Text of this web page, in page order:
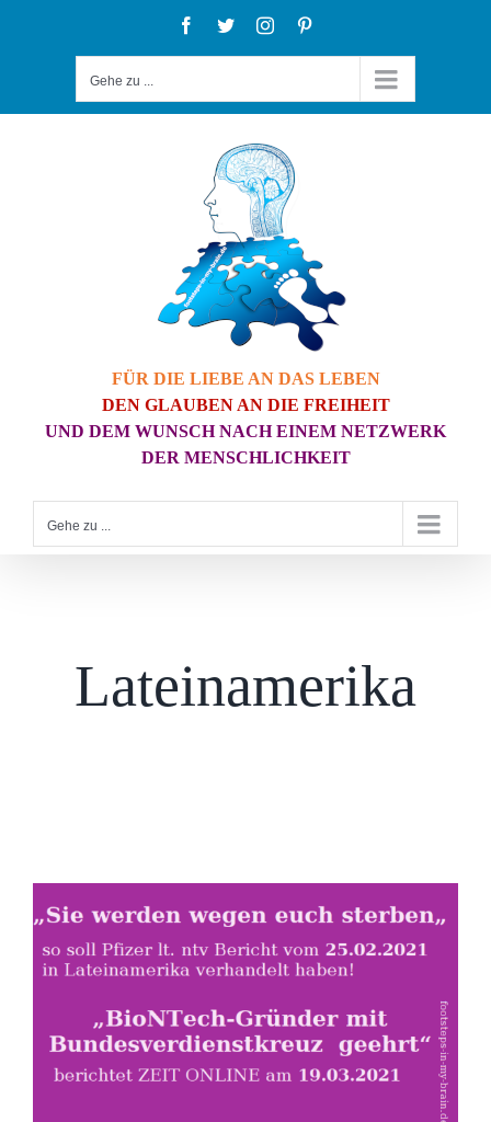
Facebook
TwitterInstagram
Gehe zu ...
FÜR DIE LIEBE AN DAS LEBEN
DEN GLAUBEN AN DIE FREIHEIT
UND DEM WUNSCH NACH EINEM NETZWERK
DER MENSCHLICHKEIT
Gehe zu ...
Lateinamerika